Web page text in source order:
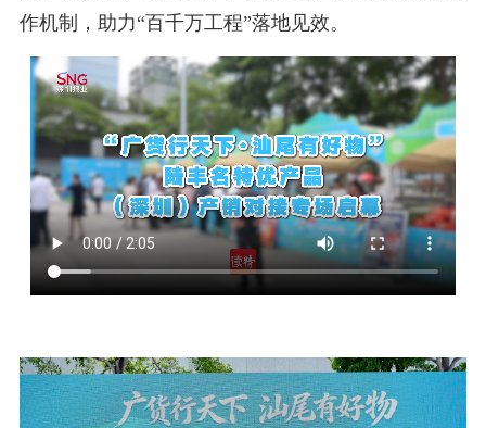
作机制，助力“百千万工程”落地见效。